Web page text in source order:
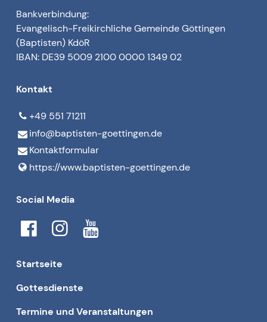
Bankverbindung:
Evangelisch-Freikirchliche Gemeinde Göttingen
(Baptisten) KdöR
IBAN: DE39 5009 2100 0000 1349 02
Kontakt
+49 551 71211
info@​baptisten-goettingen.​de
Kontaktformular
https://www.​baptisten-goettingen.​de
Social Media
Startseite
Gottesdienste
Termine und Veranstaltungen